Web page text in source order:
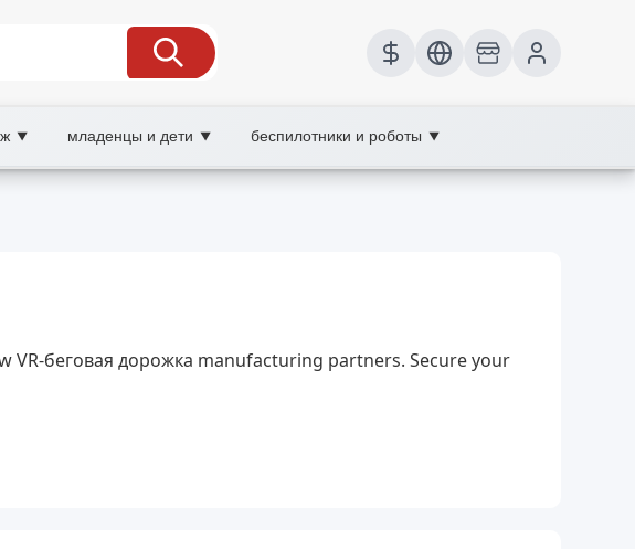
▼ младенцы и дети ▼ беспилотники и роботы ▼
выносливость, поддерживает мотивацию и безопасный
VR-беговая дорожка manufacturing partners. Secure your